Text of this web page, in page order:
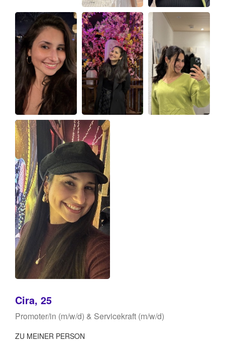
Cira, 25
Promoter/in (m/w/d) & Servicekraft (m/w/d)
ZU MEINER PERSON